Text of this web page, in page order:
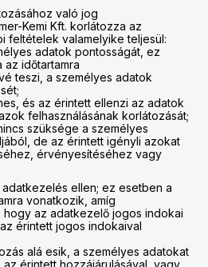
való jog
Kemi Kft. korlátozza az
feltételek valamelyike teljesül:
adatok pontosságát, ez
időtartamra
teszi, a személyes adatok
és az érintett ellenzi az adatok
felhasználásának korlátozását;
szüksége a személyes
de az érintett igényli azokat
érvényesítéséhez vagy
ellen; ez esetben a
vonatkozik, amíg
hogy az adatkezelő jogos indokai
érintett jogos indokaival
alá esik, a személyes adatokat
érintett hozzájárulásával, vagy